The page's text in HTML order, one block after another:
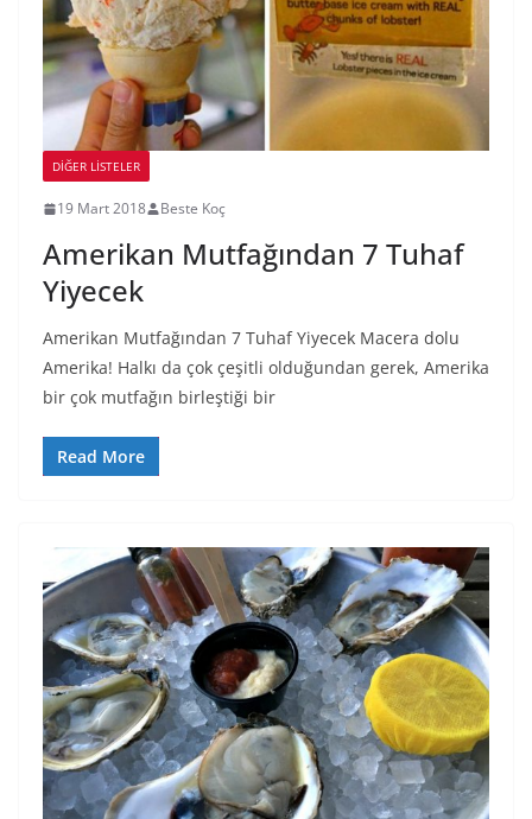
DIĞER LISTELER
19 Mart 2018 Beste Koç
Amerikan Mutfağından 7 Tuhaf
Yiyecek
Amerikan Mutfağından 7 Tuhaf Yiyecek Macera dolu
Amerika! Halkı da çok çeşitli olduğundan gerek, Amerika
bir çok mutfağın birleştiği bir
Read More